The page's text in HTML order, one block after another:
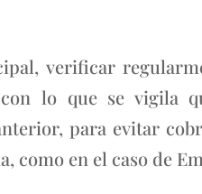
verificar
con lo que se
para evitar
como en el caso de